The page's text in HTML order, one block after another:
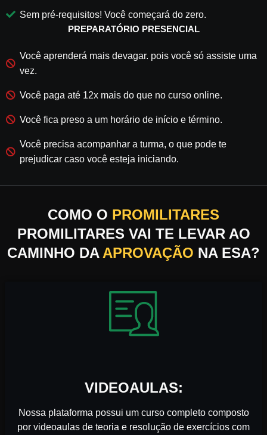
Sem pré-requisitos! Você começará do zero.
PREPARATÓRIO PRESENCIAL
Você aprenderá mais devagar. pois você só assiste uma
vez.
Você paga até 12x mais do que no curso online.
Você fica preso a um horário de início e término.
Você precisa acompanhar a turma, o que pode te
prejudicar caso você esteja iniciando.
COMO O PROMILITARES
PROMILITARES VAI TE LEVAR AO
CAMINHO DA APROVAÇÃO NA ESA?
VIDEOAULAS:
Nossa plataforma possui um curso completo composto
por videoaulas de teoria e resolução de exercícios com